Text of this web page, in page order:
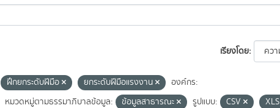
เรียงโดย
ฝึกยกระดับฝีมือ ยกระดับฝีมือแรงงาน
องค์กร:
หมวดหมู่ตามธรรมาภิบาลข้อมูล: ข้อมูลสาธารณะ รูปแบบ: CSV XLS